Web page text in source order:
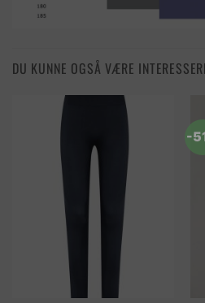
DU KUNNE OGSÅ VÆRE
-